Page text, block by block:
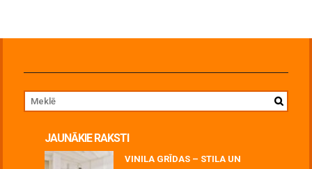
JAUNĀKIE RAKSTI
VINILA GRĪDAS – STILA UN